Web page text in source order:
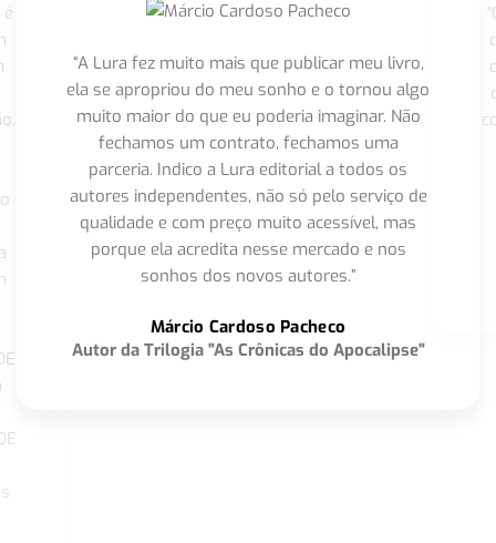
“A Lura fez muito mais que publicar meu livro,
ela se apropriou do meu sonho e o tornou algo
muito maior do que eu poderia imaginar. Não
fechamos um contrato, fechamos uma
parceria. Indico a Lura editorial a todos os
autores independentes, não só pelo serviço de
qualidade e com preço muito acessível, mas
porque ela acredita nesse mercado e nos
sonhos dos novos autores.”
Márcio Cardoso Pacheco
Autor da Trilogia "As Crônicas do Apocalipse"